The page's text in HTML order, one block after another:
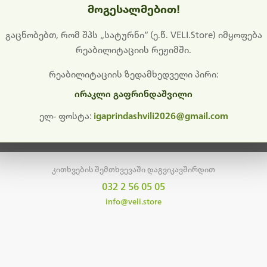
გიხდით შეფერხებისთვის. ამჟამად მიმდინარეობს
განახლება და ტექნიკური სამუშაოები.
მალე ისევ ხელმისაწვდომი იქნება. გმადლობთ მოთმინებისთვის!
მთავარ გვერდზე დაბრუნება
კითხვების შემთხვევაში დაგვიკავშირდით
032 2 56 05 05
info@veli.store
მოგესალმებით!
გაცნობებთ, რომ შპს „სატურნი“ (ე.წ. VELI.Store) იმყოფება
რეაბილიტაციის რეჟიმში.
რეაბილიტაციის ზედამხედველი პირი:
ირაკლი გაფრინდაშვილი
ელ- ფოსტა: igaprindashvili2026@gmail.com